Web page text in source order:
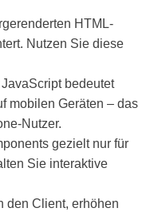
HTML-
Nutzen Sie diese
bedeutet
mobilen Geräten – das
Nutzer.
gezielt nur für
Sie interaktive
den Client, erhöhen